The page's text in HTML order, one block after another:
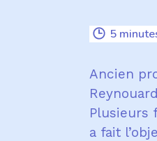
5
Ancien
Plusieurs
a fait